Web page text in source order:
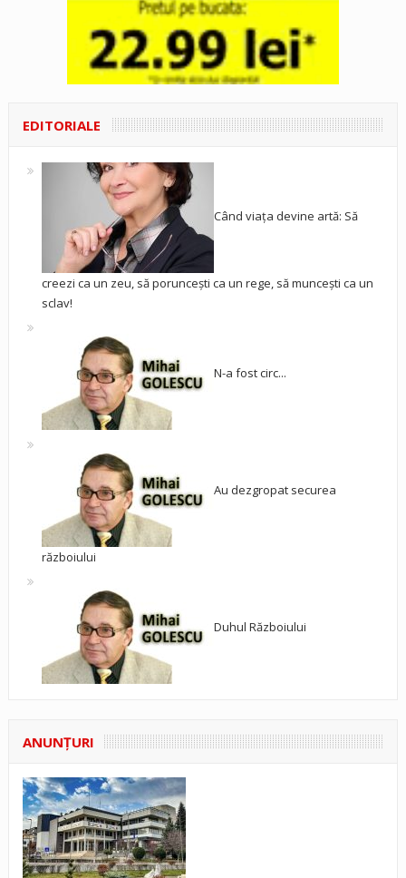
EDITORIALE
Când viața devine artă: Să
creezi ca un zeu, să poruncești ca un rege, să muncești ca un
sclav!
N-a fost circ...
Au dezgropat securea
războiului
Duhul Războiului
ANUNŢURI